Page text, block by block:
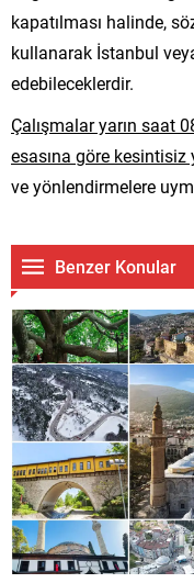
kapatılması halinde,
kullanarak İstanbul
edebileceklerdir.
Çalışmalar yarın saat
esasına göre kesintisiz
ve yönlendirmelere
Benzer Konular